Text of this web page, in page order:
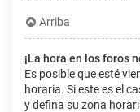
Arriba
¡La hora en los foros
Es posible que esté
horaria. Si este es el
y defina su zona